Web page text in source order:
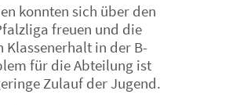
konnten sich über den
freuen und die
Klassenerhalt in der B-
für die Abteilung ist
Zulauf der Jugend.